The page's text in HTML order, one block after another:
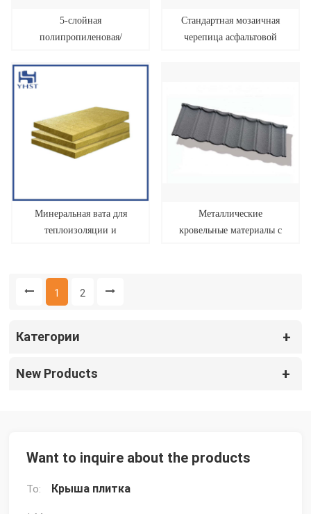
5-слойная
полипропиленовая/
подкровельная подложка
Стандартная мозаичная
черепица асфальтовой
Минеральная вата для
теплоизоляции и
Металлические
кровельные материалы с
1 2
Категории
New Products
Want to inquire about the products
To: Крыша плитка